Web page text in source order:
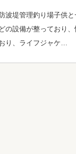
波堤管理釣り場子供
設備が整っており
り、ライフジャケ…